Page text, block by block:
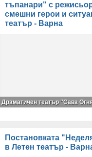
тъпанари" с
смешни герои и
театър - Варна
Драматичен театър "Сава
Постановката
в Летен театър -